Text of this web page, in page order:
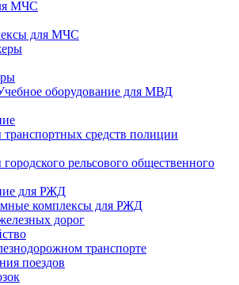
МЧС
для МЧС
оборудование для МВД
средств полиции
рельсового общественного
для РЖД
комплексы для РЖД
дорог
транспорте
поездов